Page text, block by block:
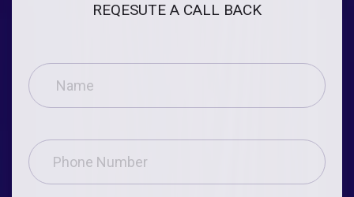
REQESUTE A CALL BACK